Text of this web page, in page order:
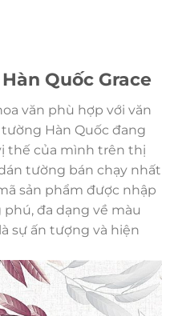
Quốc Grace
văn phù hợp với văn
Hàn Quốc đang
thế của mình trên thị
tường bán chạy nhất
sản phẩm được nhập
đa dạng về màu
sự ấn tượng và hiện